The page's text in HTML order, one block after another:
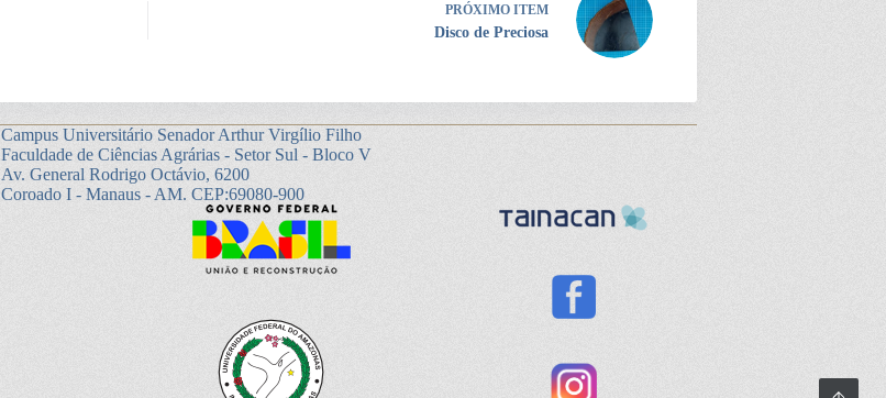
PRÓXIMO ITEM
Disco de Preciosa
Campus Universitário Senador Arthur Virgílio Filho
Faculdade de Ciências Agrárias - Setor Sul - Bloco V
Av. General Rodrigo Octávio, 6200
Coroado I - Manaus - AM. CEP:69080-900